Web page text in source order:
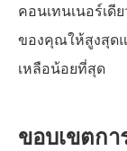
คอนเทนเนอร์เดี
ของคุณให้สูงสุด
เหลือน้อยที่สุด
ขอบเขตก